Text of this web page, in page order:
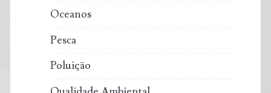
Oceanos
Pesca
Poluição